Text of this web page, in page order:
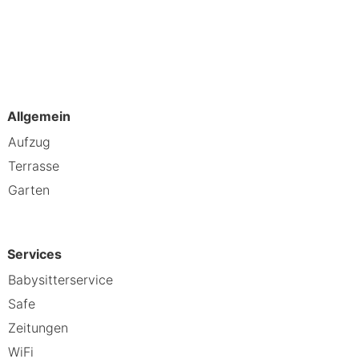
Hause. Ein WLAN-
und kostenlose
Lanersbach – 0,2 km Eggalmbahn
– 2,7 km Mehlerhaus – 3,9 km
in Lanersbach entfernt.
Allgemein
Aufzug
Terrasse
Garten
Services
Babysitterservice
Safe
Zeitungen
WiFi